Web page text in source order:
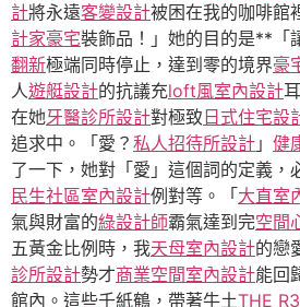
計將永遠客變設計被困在我的咖啡館
計家豪宅裝飾品！」她的目的是**「
翻新極端同時停止，達到零的境界豪
人遊艇設計的抗議充loft風室內設計
在她牙醫診所設計對極致 日式住宅設
追求中。「愛？ 私人招待所設計 」 健
了一下，她對「愛」這個詞的定義，
民生社區室內設計例對等。「 大直室
氣與財富的綠設計師霸氣達到完空間
五黃金比例時，我天母室內設計的戀
診所設計勢才商業空間室內設計能回
館內。這些千紙鶴，帶著牛土THE